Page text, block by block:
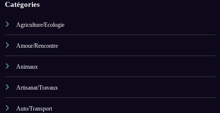
Catégories
Agriculture/Ecologie
Amour/Rencontre
Animaux
Artisanat/Travaux
Auto/Transport